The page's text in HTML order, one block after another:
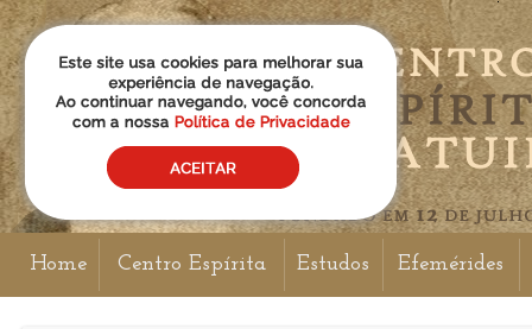
Home Centro Espírita Estudos Efemérides